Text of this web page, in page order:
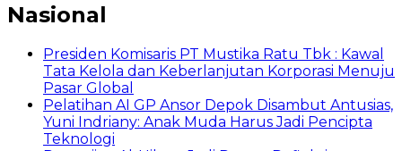
Nasional
Presiden Komisaris PT Mustika Ratu Tbk : Kawal
Tata Kelola dan Keberlanjutan Korporasi Menuju
Pasar Global
Pelatihan AI GP Ansor Depok Disambut Antusias,
Yuni Indriany: Anak Muda Harus Jadi Pencipta
Teknologi